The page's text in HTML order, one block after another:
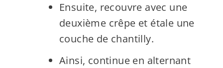
Ensuite, recouvre avec une
deuxième crêpe et étale une
couche de chantilly.
Ainsi, continue en alternant